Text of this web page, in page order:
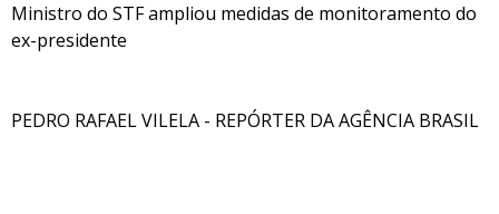
Ministro do STF ampliou medidas de monitoramento do
ex-presidente
PEDRO RAFAEL VILELA - REPÓRTER DA AGÊNCIA BRASIL